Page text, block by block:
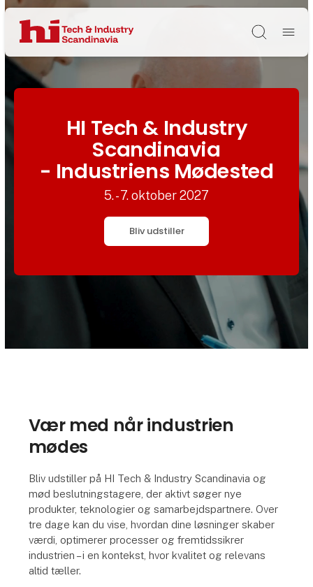
Søg
HI Tech & Industry
Scandinavia
- Industriens Mødested
5. - 7. oktober 2027
Bliv udstiller
Vær med når industrien
mødes
Bliv udstiller på HI Tech & Industry Scandinavia og
mød beslutningstagere, der aktivt søger nye
produkter, teknologier og samarbejdspartnere. Over
tre dage kan du vise, hvordan dine løsninger skaber
værdi, optimerer processer og fremtidssikrer
industrien – i en kontekst, hvor kvalitet og relevans
altid tæller.